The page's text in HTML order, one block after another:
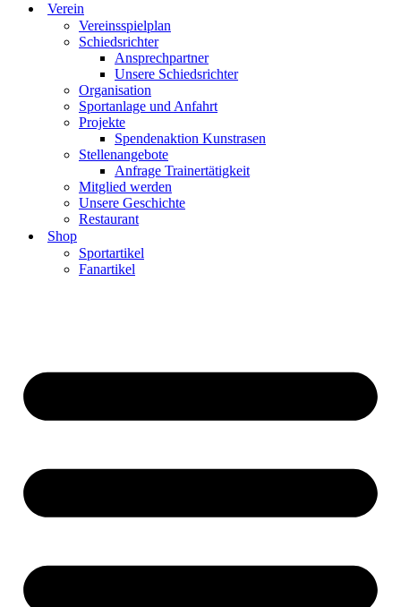
Verein
Vereinsspielplan
Schiedsrichter
Ansprechpartner
Unsere Schiedsrichter
Organisation
Sportanlage und Anfahrt
Projekte
Spendenaktion Kunstrasen
Stellenangebote
Anfrage Trainertätigkeit
Mitglied werden
Unsere Geschichte
Restaurant
Shop
Sportartikel
Fanartikel